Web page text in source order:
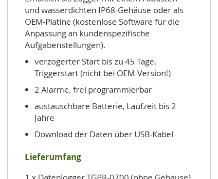
und wasserdichten IP68-Gehäuse oder als
OEM-Platine (kostenlose Software für die
Anpassung an kundenspezifische
Aufgabenstellungen).
verzögerter Start bis zu 45 Tage,
Triggerstart (nicht bei OEM-Version!)
2 Alarme, frei programmierbar
austauschbare Batterie, Laufzeit bis 2
Jahre
Download der Daten über USB-Kabel
Lieferumfang